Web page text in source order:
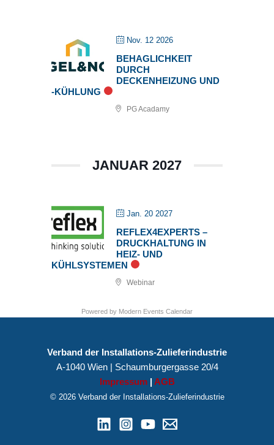
Nov. 12 2026
BEHAGLICHKEIT
DURCH
DECKENHEIZUNG UND
-KÜHLUNG
PG Acadamy
JANUAR 2027
Jan. 20 2027
REFLEX4EXPERTS –
DRUCKHALTUNG IN
HEIZ- UND
KÜHLSYSTEMEN
Webinar
Powered by Modern Events Calendar
Verband der Installations-Zulieferindustrie
A-1040 Wien | Schaumburgergasse 20/4
Impressum
AGB
© 2026 Verband der Installations-Zulieferindustrie